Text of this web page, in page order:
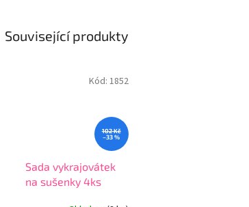
Související produkty
102 Kč
–33 %
Sada vykrajovátek
na sušenky 4ks
Kód: 1852